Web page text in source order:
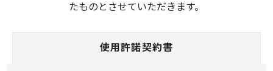
たものとさせていただきます。
使用許諾契約書